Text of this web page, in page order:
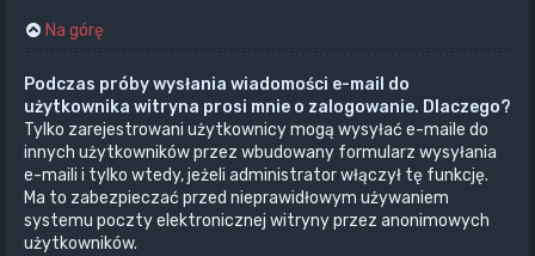
Na górę
Podczas próby wysłania wiadomości e-mail do
użytkownika witryna prosi mnie o zalogowanie. Dlaczego?
Tylko zarejestrowani użytkownicy mogą wysyłać e-maile do
innych użytkowników przez wbudowany formularz wysyłania
e-maili i tylko wtedy, jeżeli administrator włączył tę funkcję.
Ma to zabezpieczać przed nieprawidłowym używaniem
systemu poczty elektronicznej witryny przez anonimowych
użytkowników.